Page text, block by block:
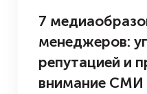
7
менеджеров:
репутацией и
внимание СМИ